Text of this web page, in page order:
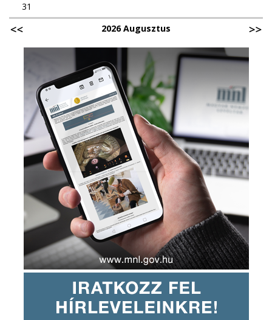
31
2026 Augusztus